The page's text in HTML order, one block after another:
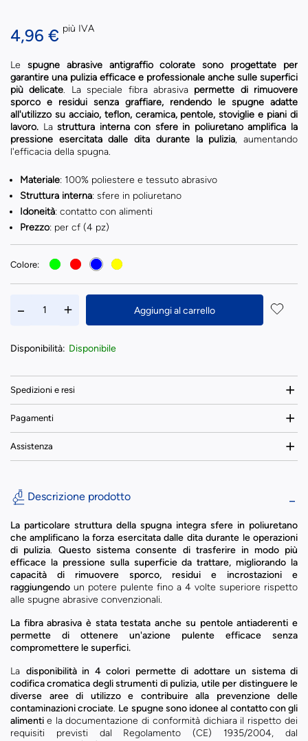
4,96 € più IVA
Le spugne abrasive antigraffio colorate sono progettate per
garantire una pulizia efficace e professionale anche sulle superfici
più delicate. La speciale fibra abrasiva permette di rimuovere
sporco e residui senza graffiare, rendendo le spugne adatte
all'utilizzo su acciaio, teflon, ceramica, pentole, stoviglie e piani di
lavoro. Lastruttura interna con sfere in poliuretano amplifica la
pressione esercitata dalle dita durante la pulizia, aumentando
l'efficacia della spugna.
Materiale: 100% poliestere e tessuto abrasivo
Struttura interna: sfere in poliuretano
Idoneità: contatto con alimenti
Prezzo: per cf (4 pz)
Colore:
Aggiungi al carrello
Disponibilità: Disponibile
Spedizioni e resi
Pagamenti
Assistenza
Descrizione prodotto
La particolare struttura della spugna integra sfere in poliuretano
che amplificano la forza esercitata dalle dita durante le operazioni
di pulizia.Questo sistema consente di trasferire in modo più
efficace la pressione sulla superficie da trattare, migliorando la
capacità di rimuovere sporco, residui e incrostazioni e
raggiungendo un potere pulente fino a 4 volte superiore rispetto
alle spugne abrasive convenzionali.
La fibra abrasiva è stata testata anche su pentole antiaderenti e
permette di ottenere un'azione pulente efficace senza
compromettere le superfici.
La disponibilità in 4 colori permette di adottare un sistema di
codifica cromatica degli strumenti di pulizia, utile per distinguere le
diverse aree di utilizzo e contribuire alla prevenzione delle
contaminazioni crociate. Le spugne sono idonee al contatto con gli
alimenti e la documentazione di conformità dichiara il rispetto dei
requisiti previsti dal Regolamento (CE) 1935/2004, dal